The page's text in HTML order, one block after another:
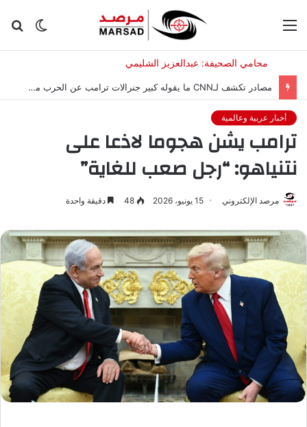
الوضع
مصادر تكشف لـCNN ما يقوله كبير جنرالات ترامب عن الحرب مع إيران
أخبار عربية وعالمية
ترامب يشن هجوما لاذعا على
نتنياهو: “رجل صعب للغاية”
مرصد الإلكتروني 15 يونيو، 2026 48 دقيقة واحدة